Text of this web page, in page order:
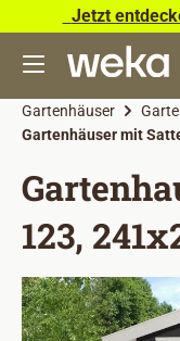
Zum Hauptinhalt
Jetzt
Gartenhäuser
Gartenhäuser mit
123,
Bildergalerie